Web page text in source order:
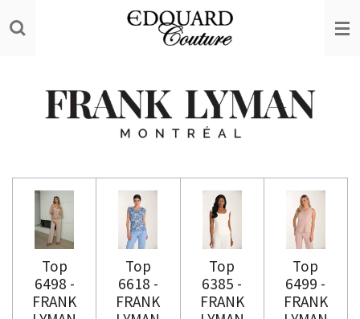
direct
hoofdinhoud
Top
6498 -
FRANK
Top
6618 -
FRANK
Top
6385 -
FRANK
Top
6499 -
FRANK